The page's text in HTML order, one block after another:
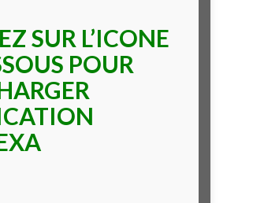
SUR L’ICONE
POUR